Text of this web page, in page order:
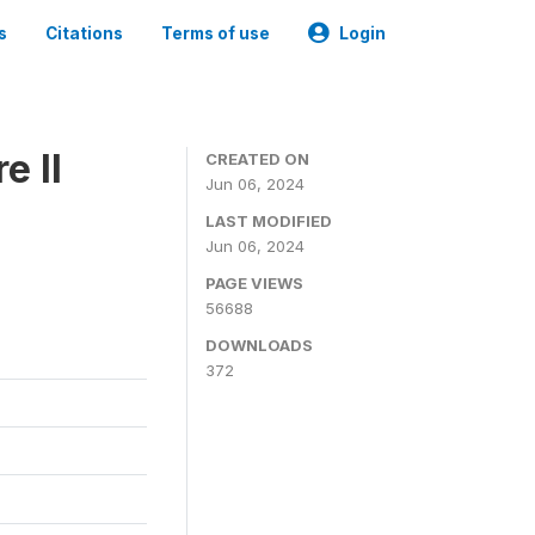
Citations Terms of use Login
II
CREATED ON
Jun 06, 2024
LAST MODIFIED
Jun 06, 2024
PAGE VIEWS
56688
DOWNLOADS
372